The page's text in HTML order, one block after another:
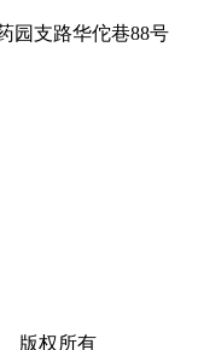
园支路华佗巷88号
版权所有